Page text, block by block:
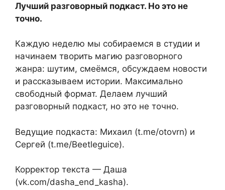
Лучший разговорный подкаст. Но это не
точно.
Каждую неделю мы собираемся в студии и
начинаем творить магию разговорного
жанра: шутим, смеёмся, обсуждаем новости
и рассказываем истории. Максимально
свободный формат. Делаем лучший
разговорный подкаст, но это не точно.
Ведущие подкаста: Михаил (t.me/otovrn) и
Сергей (t.me/Beetleguice).
Корректор текста — Даша
(vk.com/dasha_end_kasha).